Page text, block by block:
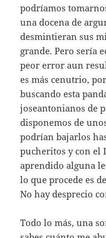
podríamos
una docena de
desmintieran sus
grande. Pero sería
peor error aun
es más cenutrio,
buscando esta
joseantonianos de
disponemos de
podrían bajarlos
pucheritos y con el
aprendido alguna
lo que procede es
No hay desprecio
Todo lo más, una